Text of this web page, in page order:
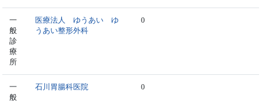
一
般
診
療
所
医療法人 ゆうあい ゆ
うあい整形外科
0
一
般
石川胃腸科医院 0